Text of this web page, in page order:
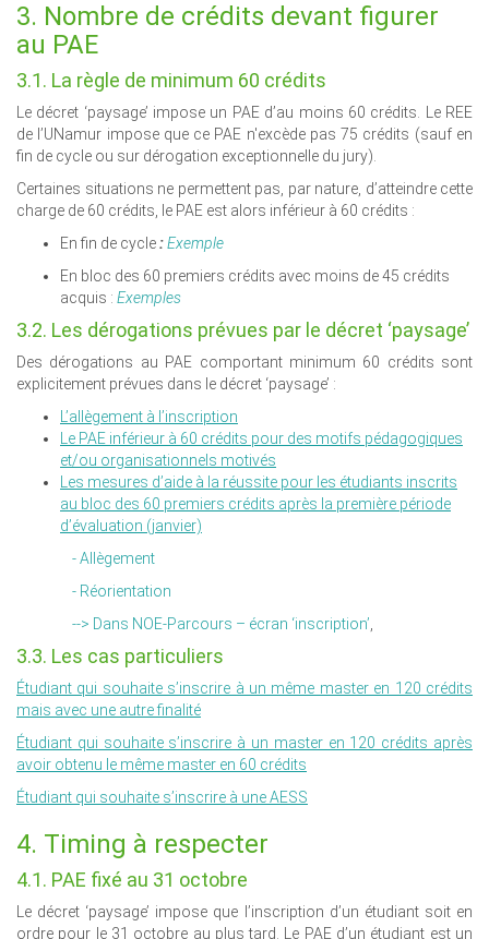
3. Nombre de crédits devant figurer
au PAE
3.1. La règle de minimum 60 crédits
Le décret ‘paysage’ impose un PAE d’au moins 60 crédits. Le REE
de l’UNamur impose que ce PAE n'excède pas 75 crédits (sauf en
fin de cycle ou sur dérogation exceptionnelle du jury).
Certaines situations ne permettent pas, par nature, d’atteindre cette
charge de 60 crédits, le PAE est alors inférieur à 60 crédits :
En fin de cycle:Exemple
En bloc des 60 premiers crédits avec moins de 45 crédits
acquis : Exemples
3.2. Les dérogations prévues par le décret ‘paysage’
Des dérogations au PAE comportant minimum 60 crédits sont
explicitement prévues dans le décret ‘paysage’ :
L’allègement à l’inscription
Le PAE inférieur à 60 crédits pour des motifs pédagogiques
et/ou organisationnels motivés
Les mesures d’aide à la réussite pour les étudiants inscrits
au bloc des 60 premiers crédits après la première période
d’évaluation (janvier)
- Allègement
- Réorientation
--> Dans NOE-Parcours – écran ‘inscription’
3.3. Les cas particuliers
Étudiant qui souhaite s’inscrire à un même master en 120 crédits
mais avec une autre finalité
Étudiant qui souhaite s’inscrire à un master en 120 crédits après
avoir obtenu le même master en 60 crédits
Étudiant qui souhaite s’inscrire à une AESS
4. Timing à respecter
4.1. PAE fixé au 31 octobre
Le décret ‘paysage’ impose que l’inscription d’un étudiant soit en
ordre pour le 31 octobre au plus tard. Le PAE d’un étudiant est un